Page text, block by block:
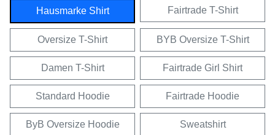
Hausmarke Shirt Fairtrade T-Shirt
Oversize T-Shirt BYB Oversize T-Shirt
Damen T-Shirt Fairtrade Girl Shirt
Standard Hoodie Fairtrade Hoodie
ByB Oversize Hoodie Sweatshirt